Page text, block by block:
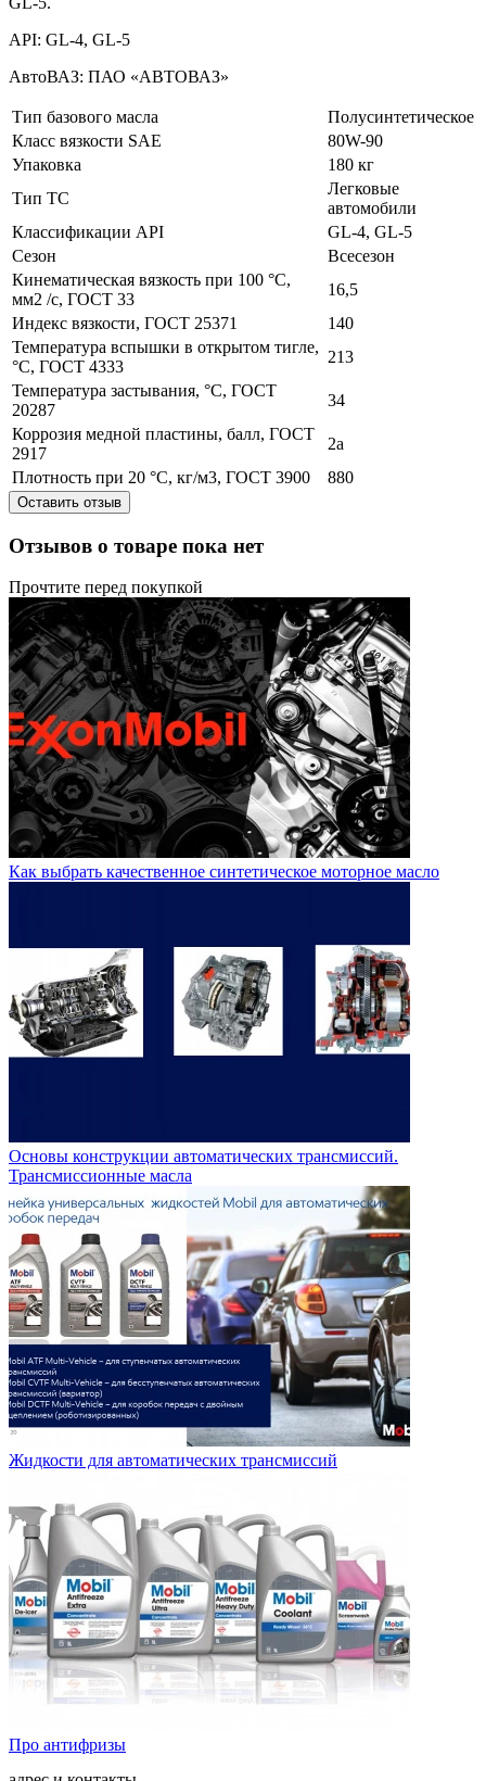
API: GL-4, GL-5
АвтоВАЗ: ПАО «АВТОВАЗ»
Тип базового масла
Полусинтетическое
Класс вязкости SAE
80W-90
Упаковка
180 кг
Тип ТС
Легковые
автомобили
Классификации API
GL-4, GL-5
Сезон
Всесезон
Кинематическая вязкость при 100 °С,
мм2 /с, ГОСТ 33
16,5
Индекс вязкости, ГОСТ 25371
140
Температура вспышки в открытом тигле,
°С, ГОСТ 4333
213
Температура застывания, °С, ГОСТ
20287
34
Коррозия медной пластины, балл, ГОСТ
2917
2а
Плотность при 20 °С, кг/м3, ГОСТ 3900
880
Оставить отзыв
Отзывов о товаре пока нет
Прочтите перед покупкой
Как выбрать качественное синтетическое моторное масло
Основы конструкции автоматических трансмиссий.
Трансмиссионные масла
Жидкости для автоматических трансмиссий
Про антифризы